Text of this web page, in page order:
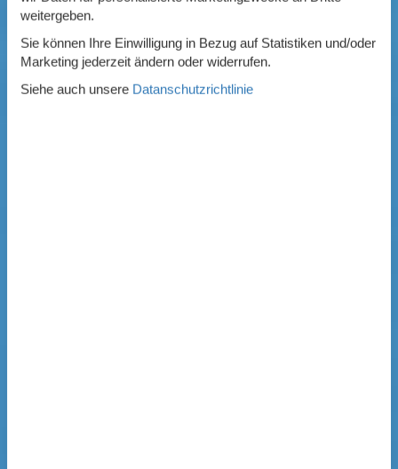
weitergeben.
Sie können Ihre Einwilligung in Bezug auf Statistiken und/oder
Marketing jederzeit ändern oder widerrufen.
Siehe auch unsere Datanschutzrichtlinie